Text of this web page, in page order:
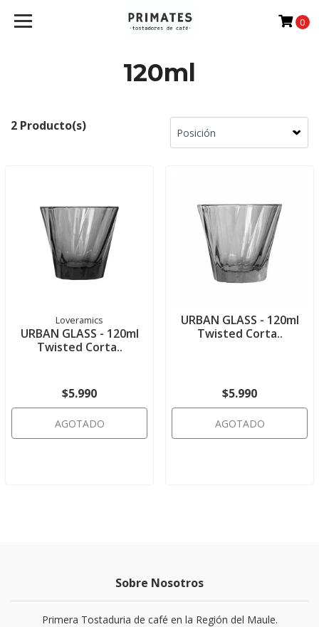
0
120ml
2 Producto(s)
Loveramics
URBAN GLASS - 120ml
Twisted Corta..
$5.990
AGOTADO
URBAN GLASS - 120ml
Twisted Corta..
$5.990
AGOTADO
Sobre Nosotros
Primera Tostaduria de café en la Región del Maule.